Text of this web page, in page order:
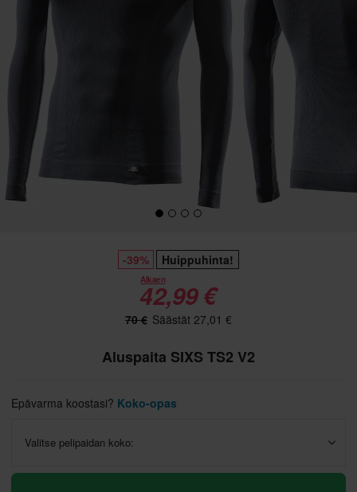
-39% Huippuhinta!
Alkaen
42,99 €
70 € Säästät 27,01 €
Aluspaita SIXS TS2 V2
Epävarma koostasi? Koko-opas
Valitse pelipaidan koko: